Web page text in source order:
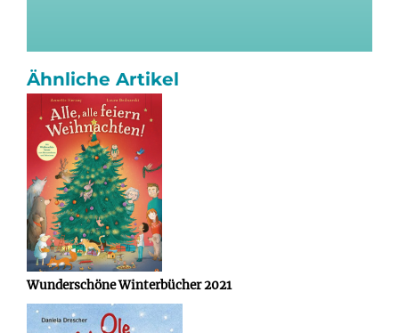
Ähnliche Artikel
Wunderschöne Winterbücher 2021